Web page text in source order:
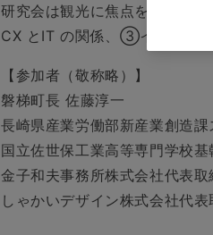
研究会は観光に焦点をあて、
CX とIT の関係、③インテグレ
【参加者（敬称略）】
磐梯町⻑ 佐藤淳⼀
⻑崎県産業労働部新産業創造
国⽴佐世保⼯業⾼等専⾨学校
⾦⼦和夫事務所株式会社代表
しゃかいデザイン株式会社代